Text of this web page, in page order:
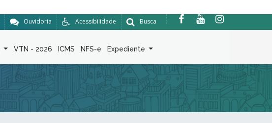
Busca
Acessibilidade
Ouvidoria
VTN - 2026 ICMS NFS-e Expediente